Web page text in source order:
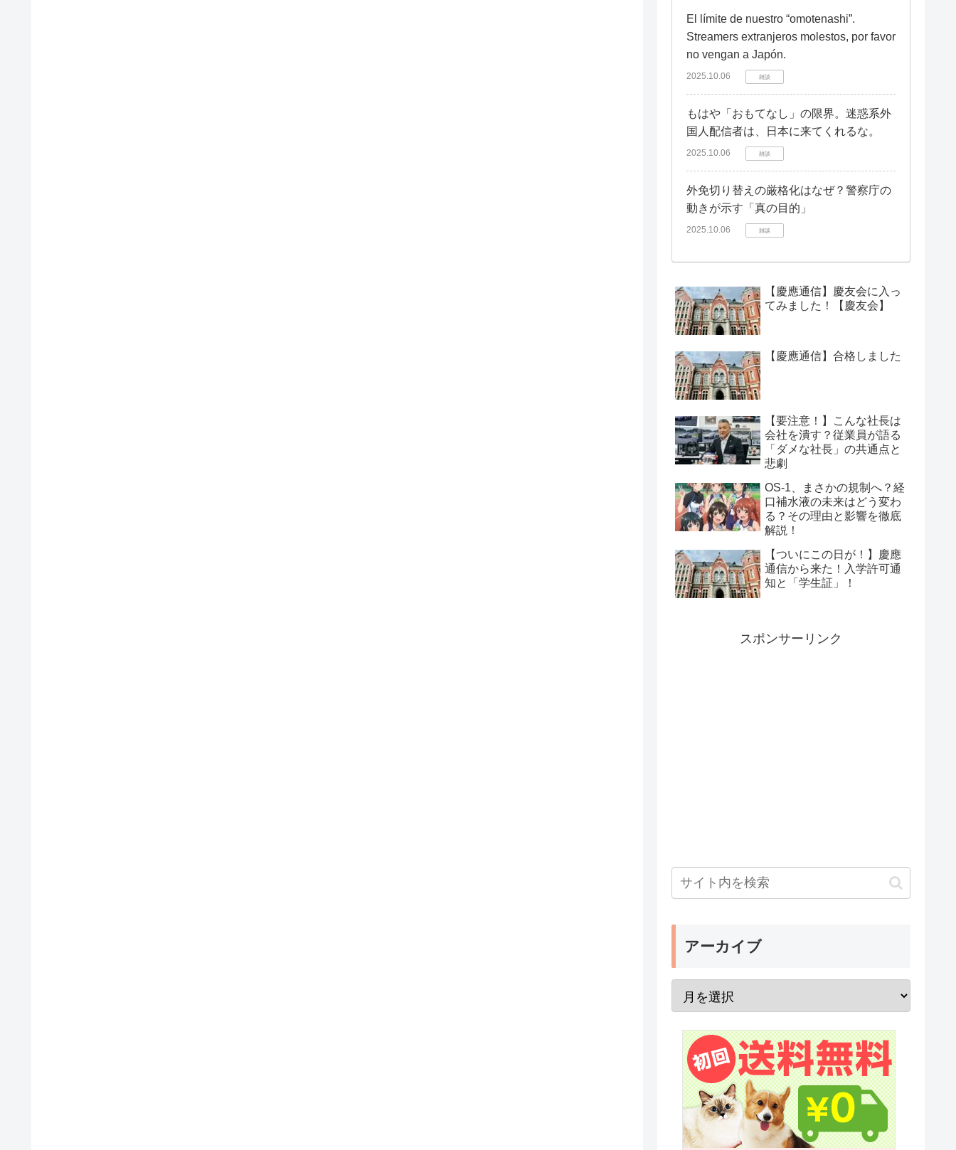
El límite de nuestro “omotenashi”.
Streamers extranjeros molestos, por favor
no vengan a Japón.
2025.10.06 雑談
もはや「おもてなし」の限界。迷惑系外
国人配信者は、日本に来てくれるな。
2025.10.06 雑談
外免切り替えの厳格化はなぜ？警察庁の
動きが示す「真の目的」
2025.10.06 雑談
【慶應通信】慶友会に入っ
てみました！【慶友会】
【慶應通信】合格しました
【要注意！】こんな社長は
会社を潰す？従業員が語る
「ダメな社長」の共通点と
悲劇
OS-1、まさかの規制へ？経
口補水液の未来はどう変わ
る？その理由と影響を徹底
解説！
【ついにこの日が！】慶應
通信から来た！入学許可通
知と「学生証」！
スポンサーリンク
アーカイブ